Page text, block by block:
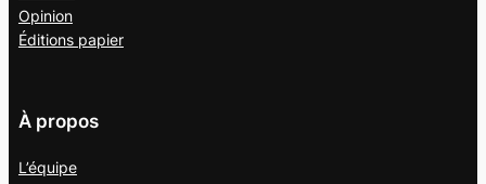
Opinion
Éditions papier
À propos
L’équipe